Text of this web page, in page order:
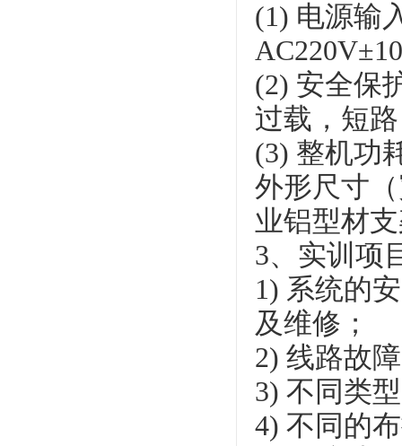
(1) 电源输
(2) 安全保
过载，短
(3) 整机功
外形尺寸
业铝型材
3、实训项
1) 系统的
及维修；
2) 线路故
3) 不同类
4) 不同的